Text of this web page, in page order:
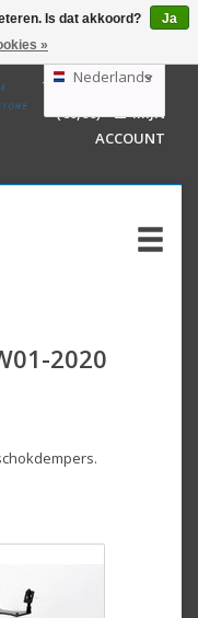
GBP
AUD
Nederlands
Deutsch
English
WINKELWAGEN
(€0,00)
MIJN
ACCOUNT
2020
Is dat akkoord?
Ja
»